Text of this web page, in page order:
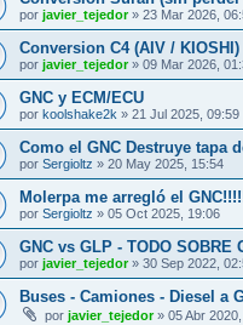
por javier_tejedor» 23 Mar 2026,
Conversion C4 (AIV / KIOSHI)
por javier_tejedor» 09 Mar 2026,
GNC y ECM/ECU
por koolshake2k » 21 Jul 2025, 09:59
Como el GNC Destruye tapa
por Sergioltz » 20 May 2025, 15:54
Molerpa me arregló el
por Sergioltz » 05 Oct 2025, 19:06
GNC vs GLP - TODO SOBRE
por javier_tejedor» 30 Sep 2022,
Buses - Camiones - Diesel a
por javier_tejedor» 05 Abr